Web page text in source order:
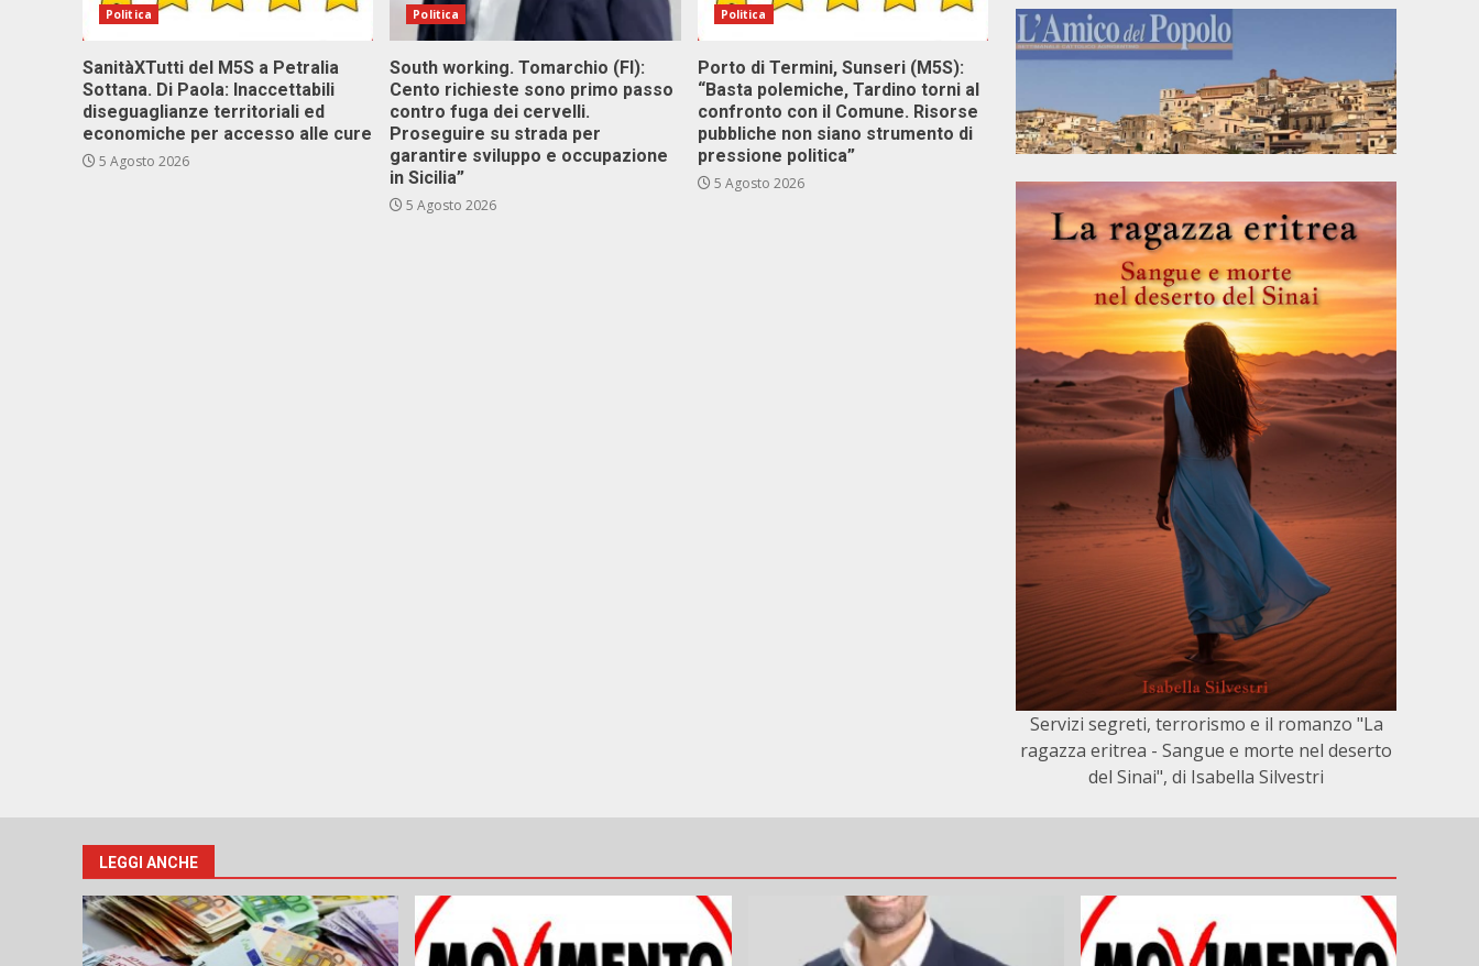
Politica
SanitàXTutti del M5S a Petralia
Sottana. Di Paola: Inaccettabili
diseguaglianze territoriali ed
economiche per accesso alle cure
5 Agosto 2026
Politica
South working. Tomarchio (FI):
Cento richieste sono primo passo
contro fuga dei cervelli.
Proseguire su strada per
garantire sviluppo e occupazione
in Sicilia”
5 Agosto 2026
Politica
Porto di Termini, Sunseri (M5S):
“Basta polemiche, Tardino torni al
confronto con il Comune. Risorse
pubbliche non siano strumento di
pressione politica”
5 Agosto 2026
Servizi segreti, terrorismo e il romanzo "La
ragazza eritrea - Sangue e morte nel deserto
del Sinai", di Isabella Silvestri
LEGGI ANCHE